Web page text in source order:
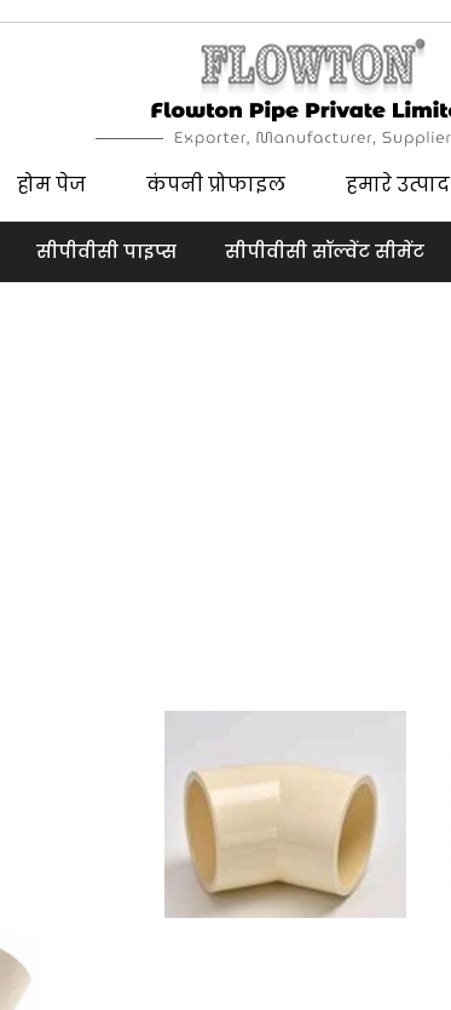
होम पेज कंपनी प्रोफाइल हमारे उत्पाद
सीपीवीसी पाइप्स सीपीवीसी सॉल्वेंट सीमेंट